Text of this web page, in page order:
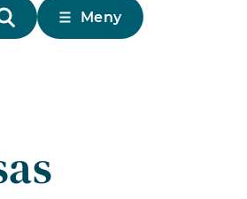
Meny